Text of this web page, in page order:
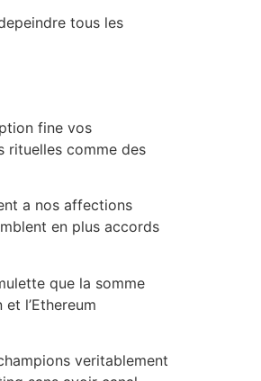
tous les
fine vos
rituelles comme des
a nos affections
en plus accords
que la somme
l’Ethereum
veritablement